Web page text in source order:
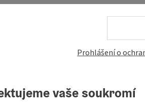
Prohlášení o
vaše soukromí